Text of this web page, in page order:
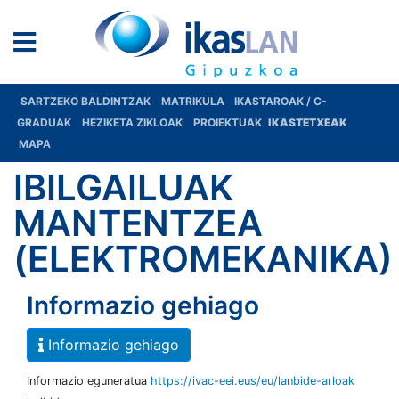
SARTZEKO BALDINTZAK MATRIKULA
IKASTAROAK / C-
GRADUAK
HEZIKETA ZIKLOAK PROIEKTUAK IKASTETXEAK
MAPA
IBILGAILUAK
MANTENTZEA
(ELEKTROMEKANIKA)
Informazio gehiago
Informazio gehiago
Informazio eguneratua https://ivac-eei.eus/eu/lanbide-arloak